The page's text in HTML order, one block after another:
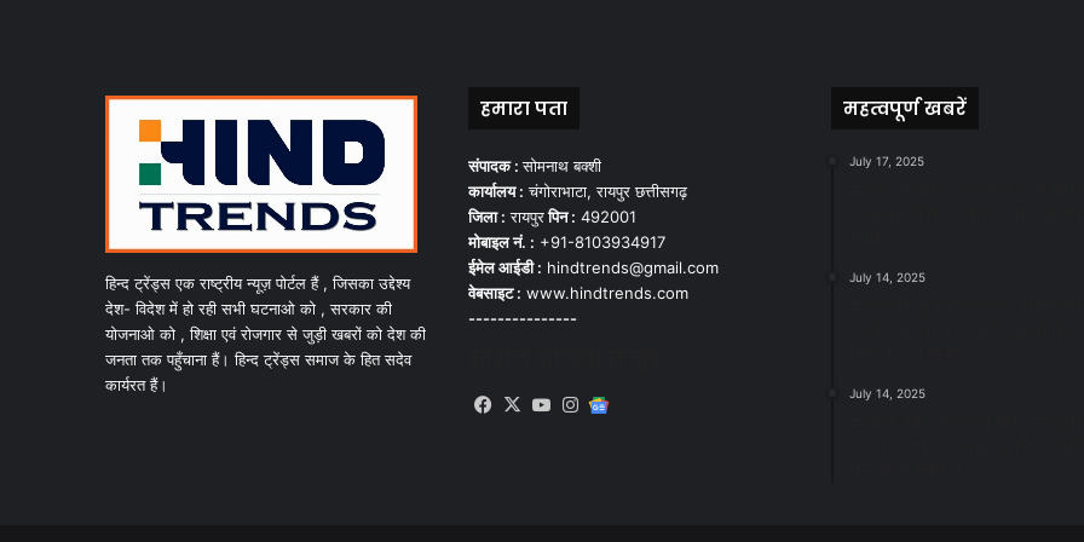
हिन्द ट्रेंड्स एक राष्ट्रीय न्यूज़ पोर्टल हैं , जिसका उद्देश्य
देश- विदेश में हो रही सभी घटनाओ को , सरकार की
योजनाओ को , शिक्षा एवं रोजगार से जुड़ी खबरों को देश की
जनता तक पहुँचाना हैं। हिन्द ट्रेंड्स समाज के हित सदेव
कार्यरत हैं।
हमारा पता
संपादक :सोमनाथ बक्शी
कार्यालय : चंगोराभाटा, रायपुर छत्तीसगढ़
जिला : रायपुरपिन : 492001
मोबाइल नं. : +91-8103934917
ईमेल आईडी : hindtrends@gmail.com
वेबसाइट : www.hindtrends.com
---------------
Facebook
X YouTubeInstagram
महत्वपूर्ण खबरें
July 17, 2025
July 14, 2025
July 14, 2025